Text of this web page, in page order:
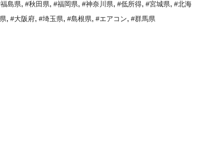
島県, #秋田県, #福岡県, #神奈川県, #低所得, #宮城県, #北海
, #大阪府, #埼玉県, #島根県, #エアコン, #群馬県